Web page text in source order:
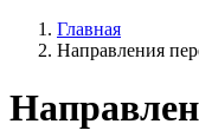
Главная
Направления